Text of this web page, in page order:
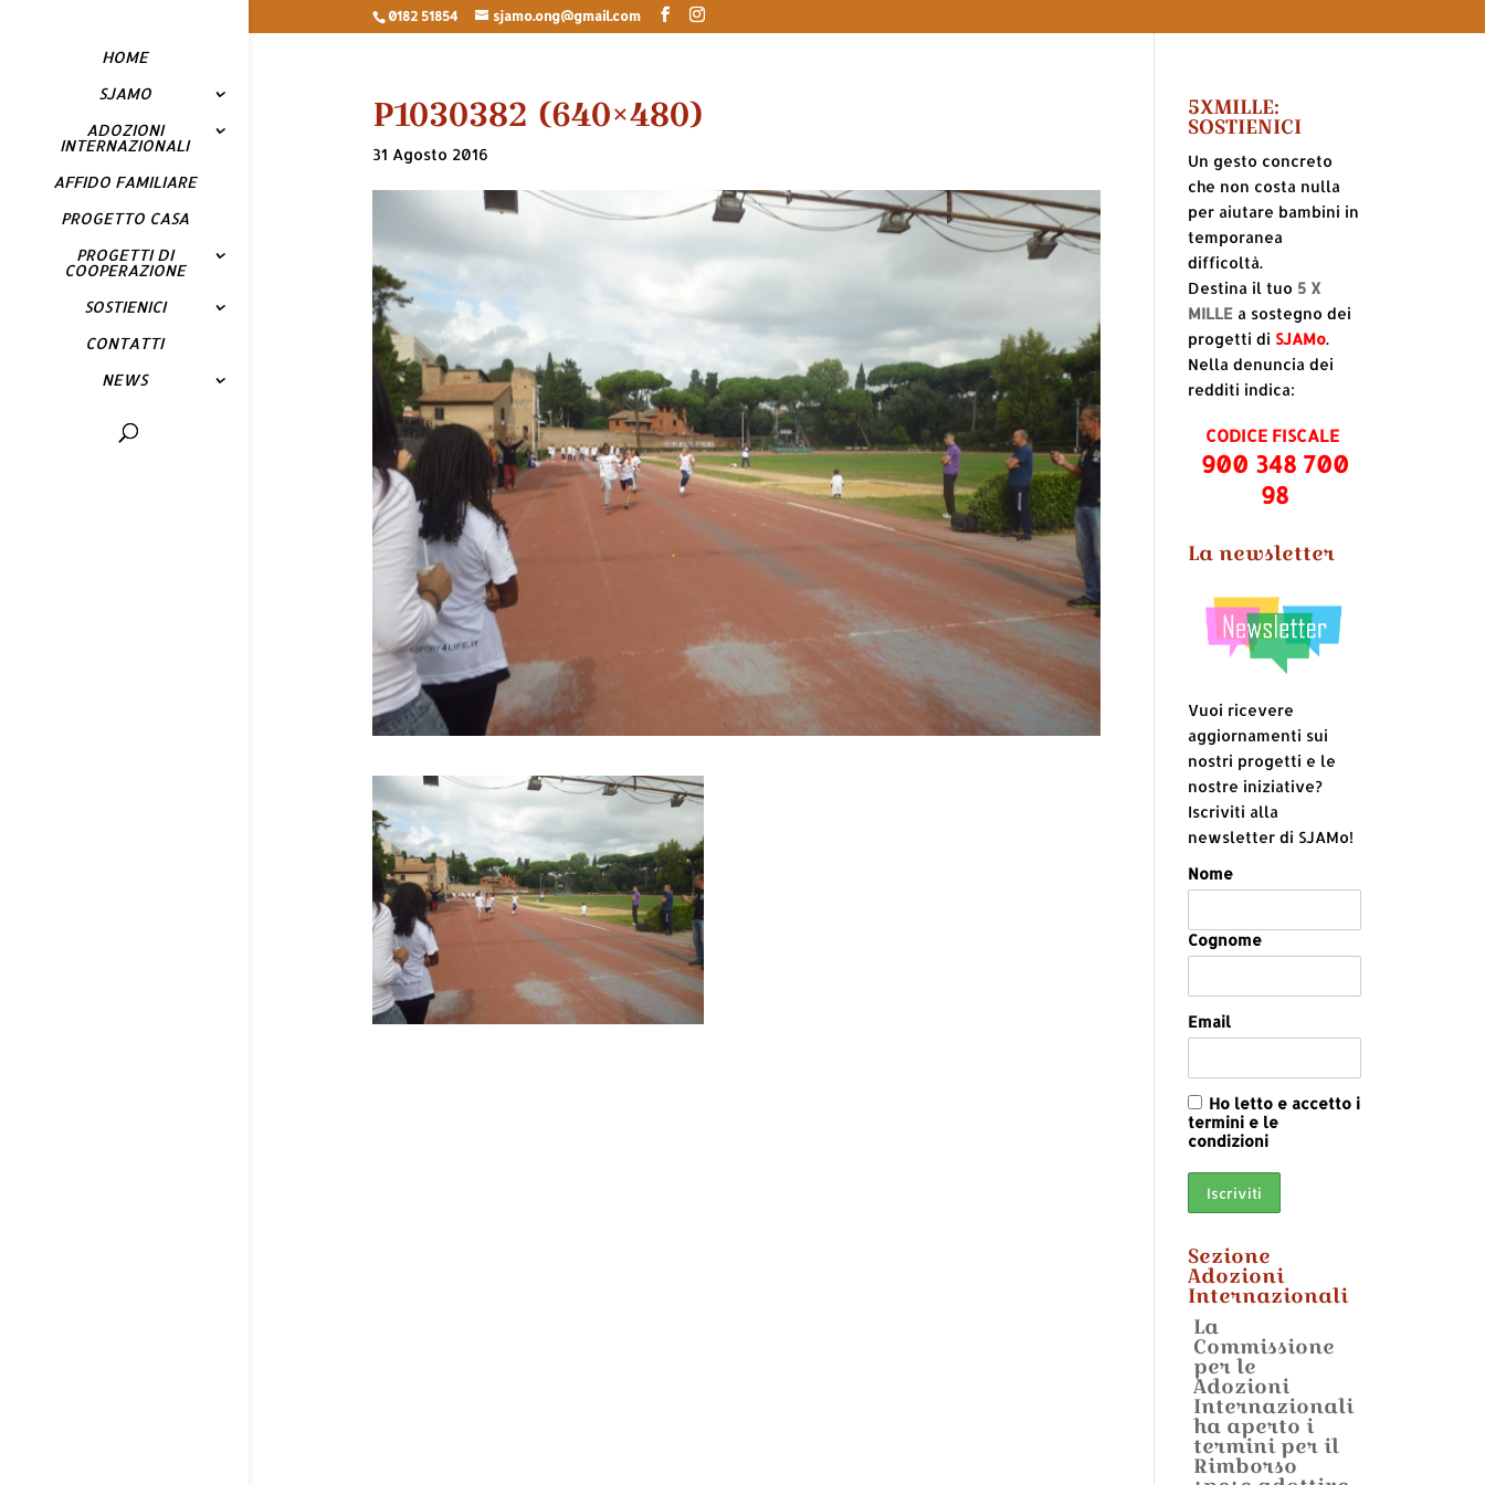
0182 51854 sjamo.ong@gmail.com
HOME
SJAMO
ADOZIONI
INTERNAZIONALI
AFFIDO FAMILIARE
PROGETTO CASA
PROGETTI DI
COOPERAZIONE
SOSTIENICI
CONTATTI
NEWS
P1030382 (640×480)
31 Agosto 2016
5XMILLE:
SOSTIENICI
Un gesto concreto
che non costa nulla
per aiutare bambini in
temporanea
difficoltà.
Destina il tuo 5 X
MILLE a sostegno dei
progetti di SJAMo.
Nella denuncia dei
redditi indica:
CODICE FISCALE
900 348 700
98
La newsletter
Vuoi ricevere
aggiornamenti sui
nostri progetti e le
nostre iniziative?
Iscriviti alla
newsletter di SJAMo!
Nome
Cognome
Email
Ho letto e accetto i
termini e le
condizioni
Sezione
Adozioni
Internazionali
La
Commissione
per le
Adozioni
Internazionali
ha aperto i
termini per il
Rimborso